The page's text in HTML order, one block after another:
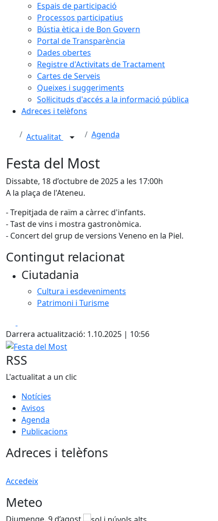
Espais de participació
Processos participatius
Bústia ètica i de Bon Govern
Portal de Transparència
Dades obertes
Registre d'Activitats de Tractament
Cartes de Serveis
Queixes i suggeriments
Sol·licituds d'accés a la informació pública
Adreces i telèfons
Actualitat Agenda
Festa del Most
Dissabte, 18 d’octubre de 2025 a les 17:00h
A la plaça de l'Ateneu.
- Trepitjada de raïm a càrrec d'infants.
- Tast de vins i mostra gastronòmica.
- Concert del grup de versions Veneno en la Piel.
Contingut relacionat
Ciutadania
Cultura i esdeveniments
Patrimoni i Turisme
Darrera actualització: 1.10.2025 | 10:56
Festa del Most
RSS
L'actualitat a un clic
Notícies
Avisos
Agenda
Publicacions
Adreces i telèfons
Accedeix
Meteo